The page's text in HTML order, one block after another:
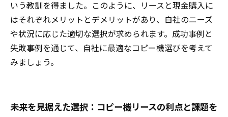
いう教訓を得ました。このように、リースと現金購入に
はそれぞれメリットとデメリットがあり、自社のニーズ
や状況に応じた適切な選択が求められます。成功事例と
失敗事例を通じて、自社に最適なコピー機選びを考えて
みましょう。
未来を見据えた選択：コピー機リースの利点と課題を